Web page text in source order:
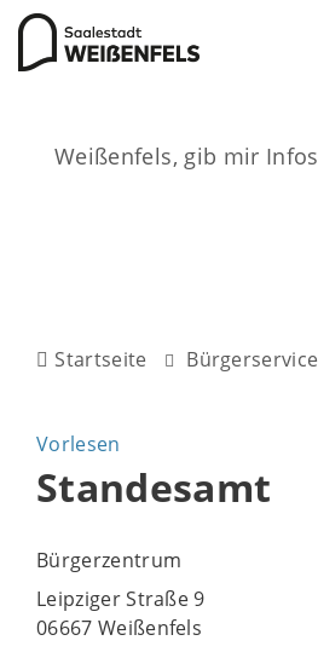
Startseite Bürgerservice
Vorlesen
Standesamt
Bürgerzentrum
Leipziger Straße 9
06667 Weißenfels